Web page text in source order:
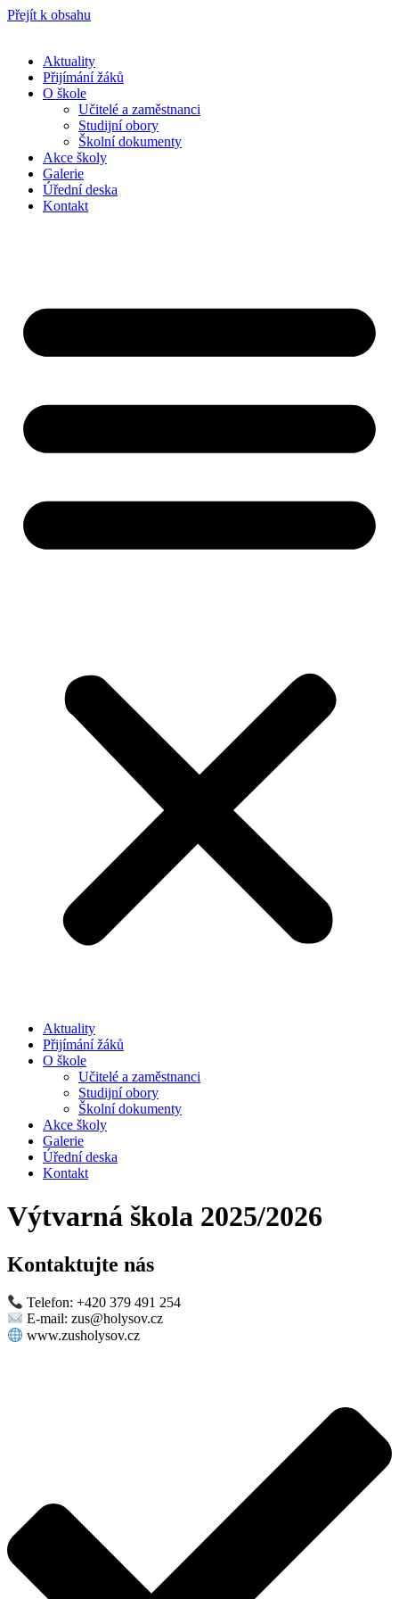
Přejít k obsahu
Aktuality
Přijímání žáků
O škole
Učitelé a zaměstnanci
Studijní obory
Školní dokumenty
Akce školy
Galerie
Úřední deska
Kontakt
Aktuality
Přijímání žáků
O škole
Učitelé a zaměstnanci
Studijní obory
Školní dokumenty
Akce školy
Galerie
Úřední deska
Kontakt
Výtvarná škola 2025/2026
Kontaktujte nás
Telefon: +420 379 491 254
E-mail: zus@holysov.cz
www.zusholysov.cz